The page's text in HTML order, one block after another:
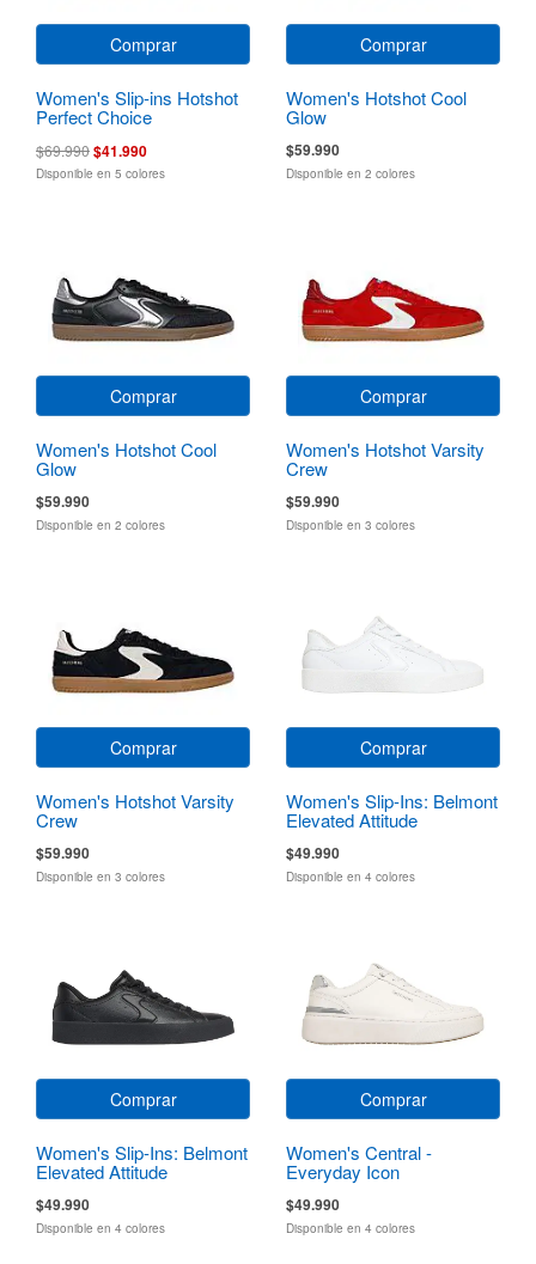
Comprar
Women's Slip-ins Hotshot
Perfect Choice
$69.990$41.990
Disponible en 5 colores
Comprar
Women's Hotshot Cool
Glow
$59.990
Disponible en 2 colores
Comprar
Women's Hotshot Cool
Glow
$59.990
Disponible en 2 colores
Comprar
Women's Hotshot Varsity
Crew
$59.990
Disponible en 3 colores
Comprar
Women's Hotshot Varsity
Crew
$59.990
Disponible en 3 colores
Comprar
Women's Slip-Ins: Belmont
Elevated Attitude
$49.990
Disponible en 4 colores
Comprar
Women's Slip-Ins: Belmont
Elevated Attitude
$49.990
Disponible en 4 colores
Comprar
Women's Central -
Everyday Icon
$49.990
Disponible en 4 colores